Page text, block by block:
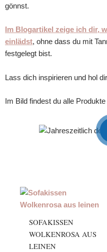
gönnst.
Im Blogartikel zeige ich dir,
einlädst, ohne dass du mit
festgelegt bist.
Lass dich inspirieren und hol
Im Bild findest du alle
SOFAKISSEN
WOLKENROSA AUS
LEINEN
€56,00